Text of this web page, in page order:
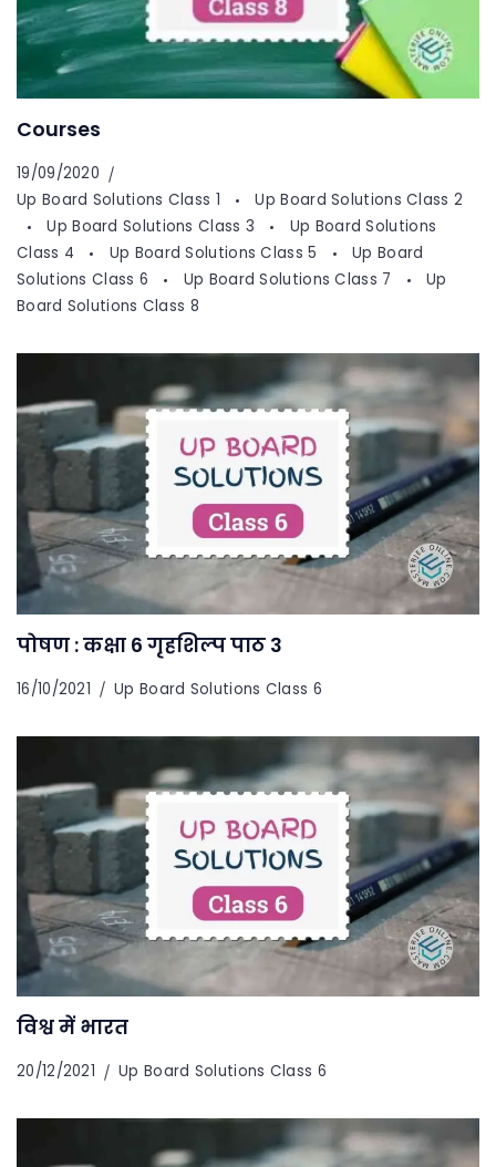
Courses
19/09/2020
Up Board Solutions Class 1
Up Board Solutions Class 2
Up Board Solutions Class 3
Up Board Solutions
Class 4
Up Board Solutions Class 5
Up Board
Solutions Class 6
Up Board Solutions Class 7
Up
Board Solutions Class 8
पोषण : कक्षा 6 गृहशिल्प पाठ 3
16/10/2021 Up Board Solutions Class 6
विश्व में भारत
20/12/2021 Up Board Solutions Class 6